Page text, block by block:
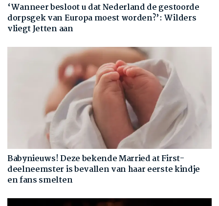
‘Wanneer besloot u dat Nederland de gestoorde
dorpsgek van Europa moest worden?’: Wilders
vliegt Jetten aan
Babynieuws! Deze bekende Married at First-
deelneemster is bevallen van haar eerste kindje
en fans smelten